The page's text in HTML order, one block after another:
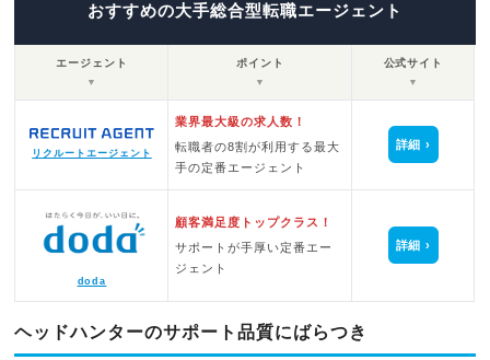
おすすめの大手総合型転職エージェント
エージェント
▼
ポイント
▼
公式サイト
▼
リクルートエージェント
業界最大級の求人数！
転職者の8割が利用する最大
手の定番エージェント
詳細
doda
顧客満足度トップクラス！
サポートが手厚い定番エー
ジェント
詳細
ヘッドハンターのサポート品質にばらつき